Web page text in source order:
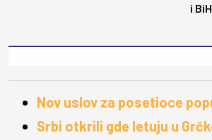
i BiH
Nov uslov za posetioce
Srbi otkrili gde letuju u